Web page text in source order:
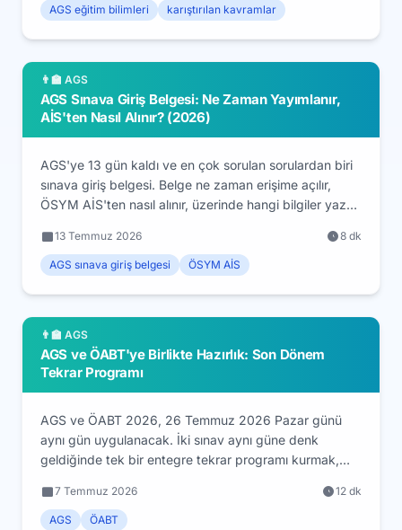
rehberde topladık.
AGS eğitim bilimleri karıştırılan kavramlar
👨‍🏫 AGS
AGS Sınava Giriş Belgesi: Ne Zaman Yayımlanır,
AİS'ten Nasıl Alınır? (2026)
AGS'ye 13 gün kaldı ve en çok sorulan sorulardan biri
sınava giriş belgesi. Belge ne zaman erişime açılır,
ÖSYM AİS'ten nasıl alınır, üzerinde hangi bilgiler yazar,
2026 rehberi.
13 Temmuz 2026 8 dk
AGS sınava giriş belgesi ÖSYM AİS
👨‍🏫 AGS
AGS ve ÖABT'ye Birlikte Hazırlık: Son Dönem
Tekrar Programı
AGS ve ÖABT 2026, 26 Temmuz 2026 Pazar günü
aynı gün uygulanacak. İki sınav aynı güne denk
geldiğinde tek bir entegre tekrar programı kurmak,
iki sınavın örtüşen ve ayrışan yönlerini, öncelik
dengesini ve son dönem haftalık tekrar programını ele
7 Temmuz 2026 12 dk
AGS ÖABT